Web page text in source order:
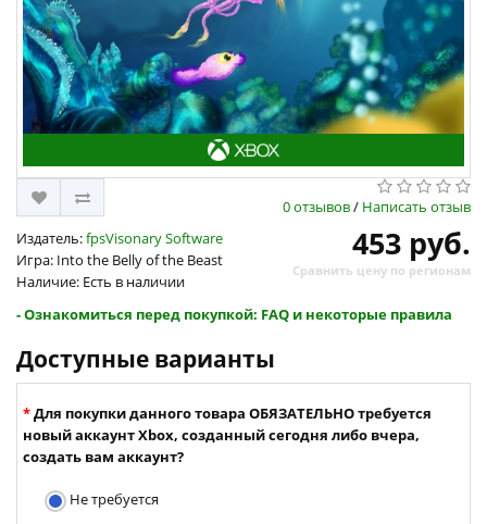
0 отзывов/ Написать отзыв
Издатель:fpsVisonary Software
Игра: Into the Belly of the Beast
Наличие: Есть в наличии
453 руб.
Сравнить цену по регионам
- Ознакомиться перед покупкой: FAQ и некоторые правила
Доступные варианты
Для покупки данного товара ОБЯЗАТЕЛЬНО требуется
новый аккаунт Xbox, созданный сегодня либо вчера,
создать вам аккаунт?
Не требуется